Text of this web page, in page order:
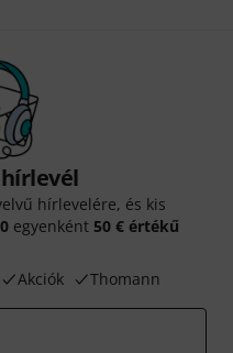
hírlevelére, és kis
egyenként 50 € értékű
Akciók Thomann